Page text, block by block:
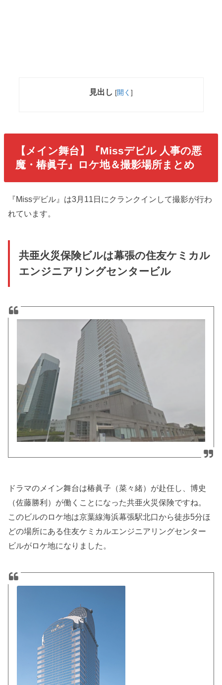
見出し [開く ]
【メイン舞台】『Missデビル 人事の悪
魔・椿眞子』ロケ地＆撮影場所まとめ
『Missデビル』は3月11日にクランクインして撮影が行わ
れています。
共亜火災保険ビルは幕張の住友ケミカル
エンジニアリングセンタービル
ドラマのメイン舞台は椿眞子（菜々緒）が赴任し、博史
（佐藤勝利）が働くことになった共亜火災保険ですね。
このビルのロケ地は京葉線海浜幕張駅北口から徒歩5分ほ
どの場所にある住友ケミカルエンジニアリングセンター
ビルがロケ地になりました。